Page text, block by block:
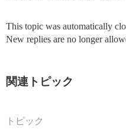
This topic was automatically
New replies are no longer
関連トピック
トピック